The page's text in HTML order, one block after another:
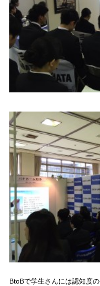
BtoBで学生さんには認知度